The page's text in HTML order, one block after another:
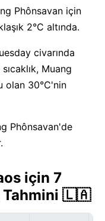
Phônsavan için
2°C altında.
civarında
Muang
olan 30°C'nin
Phônsavan'de
için 7
Tahmini 🇱🇦